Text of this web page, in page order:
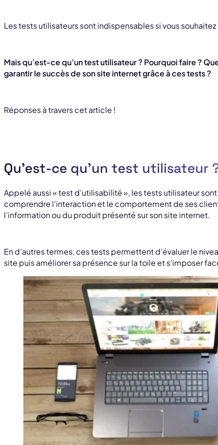
Les tests utilisateurs sont indispensables si vous
Mais qu’est-ce qu’un test utilisateur ? Pourquoi faire ?
garantir le succès de son site internet grâce à ces tests ?
Réponses à travers cet article !
Qu’est-ce qu’un test utilisateur
Appelé aussi « test d’utilisabilité », les tests utilisateur
comprendre l’interaction et le comportement de ses
l’information ou du produit présenté sur son site internet.
En d’autres termes, ces tests permettent d’évaluer le
site puis améliorer sa présence sur la toile et s’imposer